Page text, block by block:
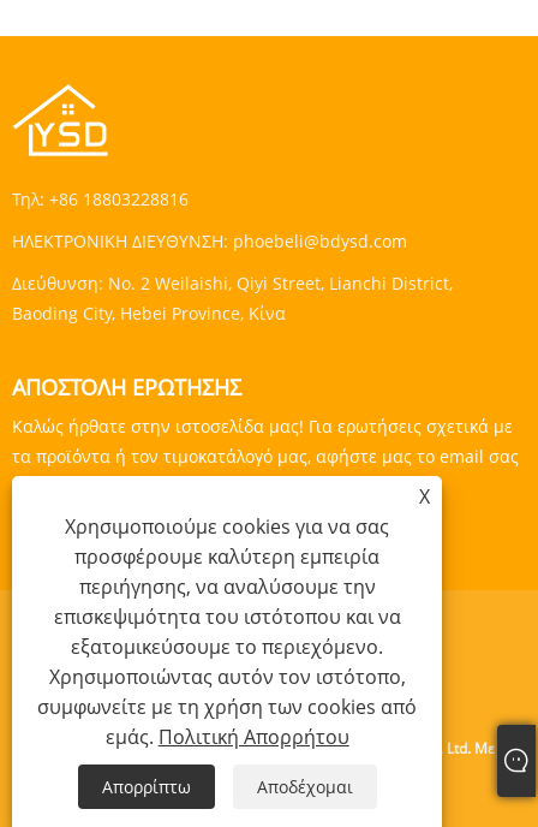
Τηλ: +86 18803228816
ΗΛΕΚΤΡΟΝΙΚΗ ΔΙΕΥΘΥΝΣΗ: phoebeli@bdysd.com
Διεύθυνση: No. 2 Weilaishi, Qiyi Street, Lianchi District,
Baoding City, Hebei Province, Κίνα
ΑΠΟΣΤΟΛΉ ΕΡΏΤΗΣΗΣ
Καλώς ήρθατε στην ιστοσελίδα μας! Για ερωτήσεις σχετικά με
τα προϊόντα ή τον τιμοκατάλογό μας, αφήστε μας το email σας
και θα επικοινωνήσουμε εντός 24 ωρών.
ΕΡΕΥΝΑ ΤΩΡΑ
Links RSS Πολιτική Απορρήτου
Πνευματικά δικαιώματα © 2024 Baoding Yishengda Trading Co., Ltd. Με την
επιφύλαξη παντός δικαιώματος.
X
Χρησιμοποιούμε cookies για να σας
προσφέρουμε καλύτερη εμπειρία
περιήγησης, να αναλύσουμε την
επισκεψιμότητα του ιστότοπου και να
εξατομικεύσουμε το περιεχόμενο.
Χρησιμοποιώντας αυτόν τον ιστότοπο,
συμφωνείτε με τη χρήση των cookies από
εμάς. Πολιτική Απορρήτου
Απορρίπτω Αποδέχομαι